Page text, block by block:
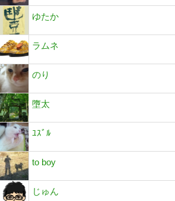
ゆたか
ラムネ
のり
墮太
ﾕｽﾞﾙ
to boy
じゅん